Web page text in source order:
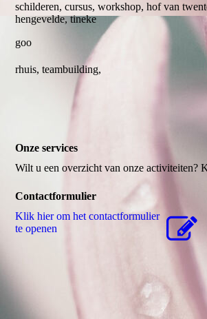
schilderen, cursus, workshop, hof van
hengevelde, tineke
goo
rhuis, teambuilding,
Onze services
Wilt u een overzicht van onze activiteiten?
Contactformulier
Klik hier om het contactformulier
te openen